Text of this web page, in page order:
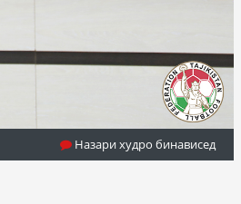
Назари худро бинависед